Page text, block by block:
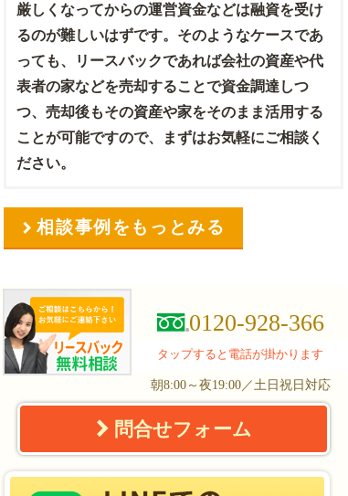
厳しくなってからの運営資金などは融資を受け
るのが難しいはずです。そのようなケースであ
っても、リースバックであれば会社の資産や代
表者の家などを売却することで資金調達しつ
つ、売却後もその資産や家をそのまま活用する
ことが可能ですので、まずはお気軽にご相談く
ださい。
相談事例をもっとみる
0120-928-366
タップすると電話が掛かります
朝8:00～夜19:00／土日祝日対応
問合せフォーム